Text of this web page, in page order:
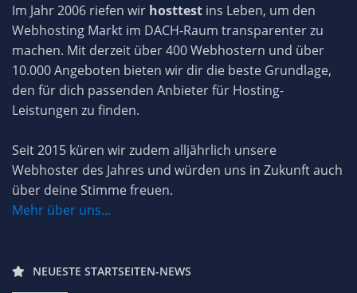
Im Jahr 2006 riefen wir hosttest ins Leben, um den
Webhosting Markt im DACH-Raum transparenter zu
machen. Mit derzeit über 400 Webhostern und über
10.000 Angeboten bieten wir dir die beste Grundlage,
den für dich passenden Anbieter für Hosting-
Leistungen zu finden.
Seit 2015 küren wir zudem alljährlich unsere
Webhoster des Jahres und würden uns in Zukunft auch
über deine Stimme freuen.
Mehr über uns...
NEUESTE STARTSEITEN-NEWS